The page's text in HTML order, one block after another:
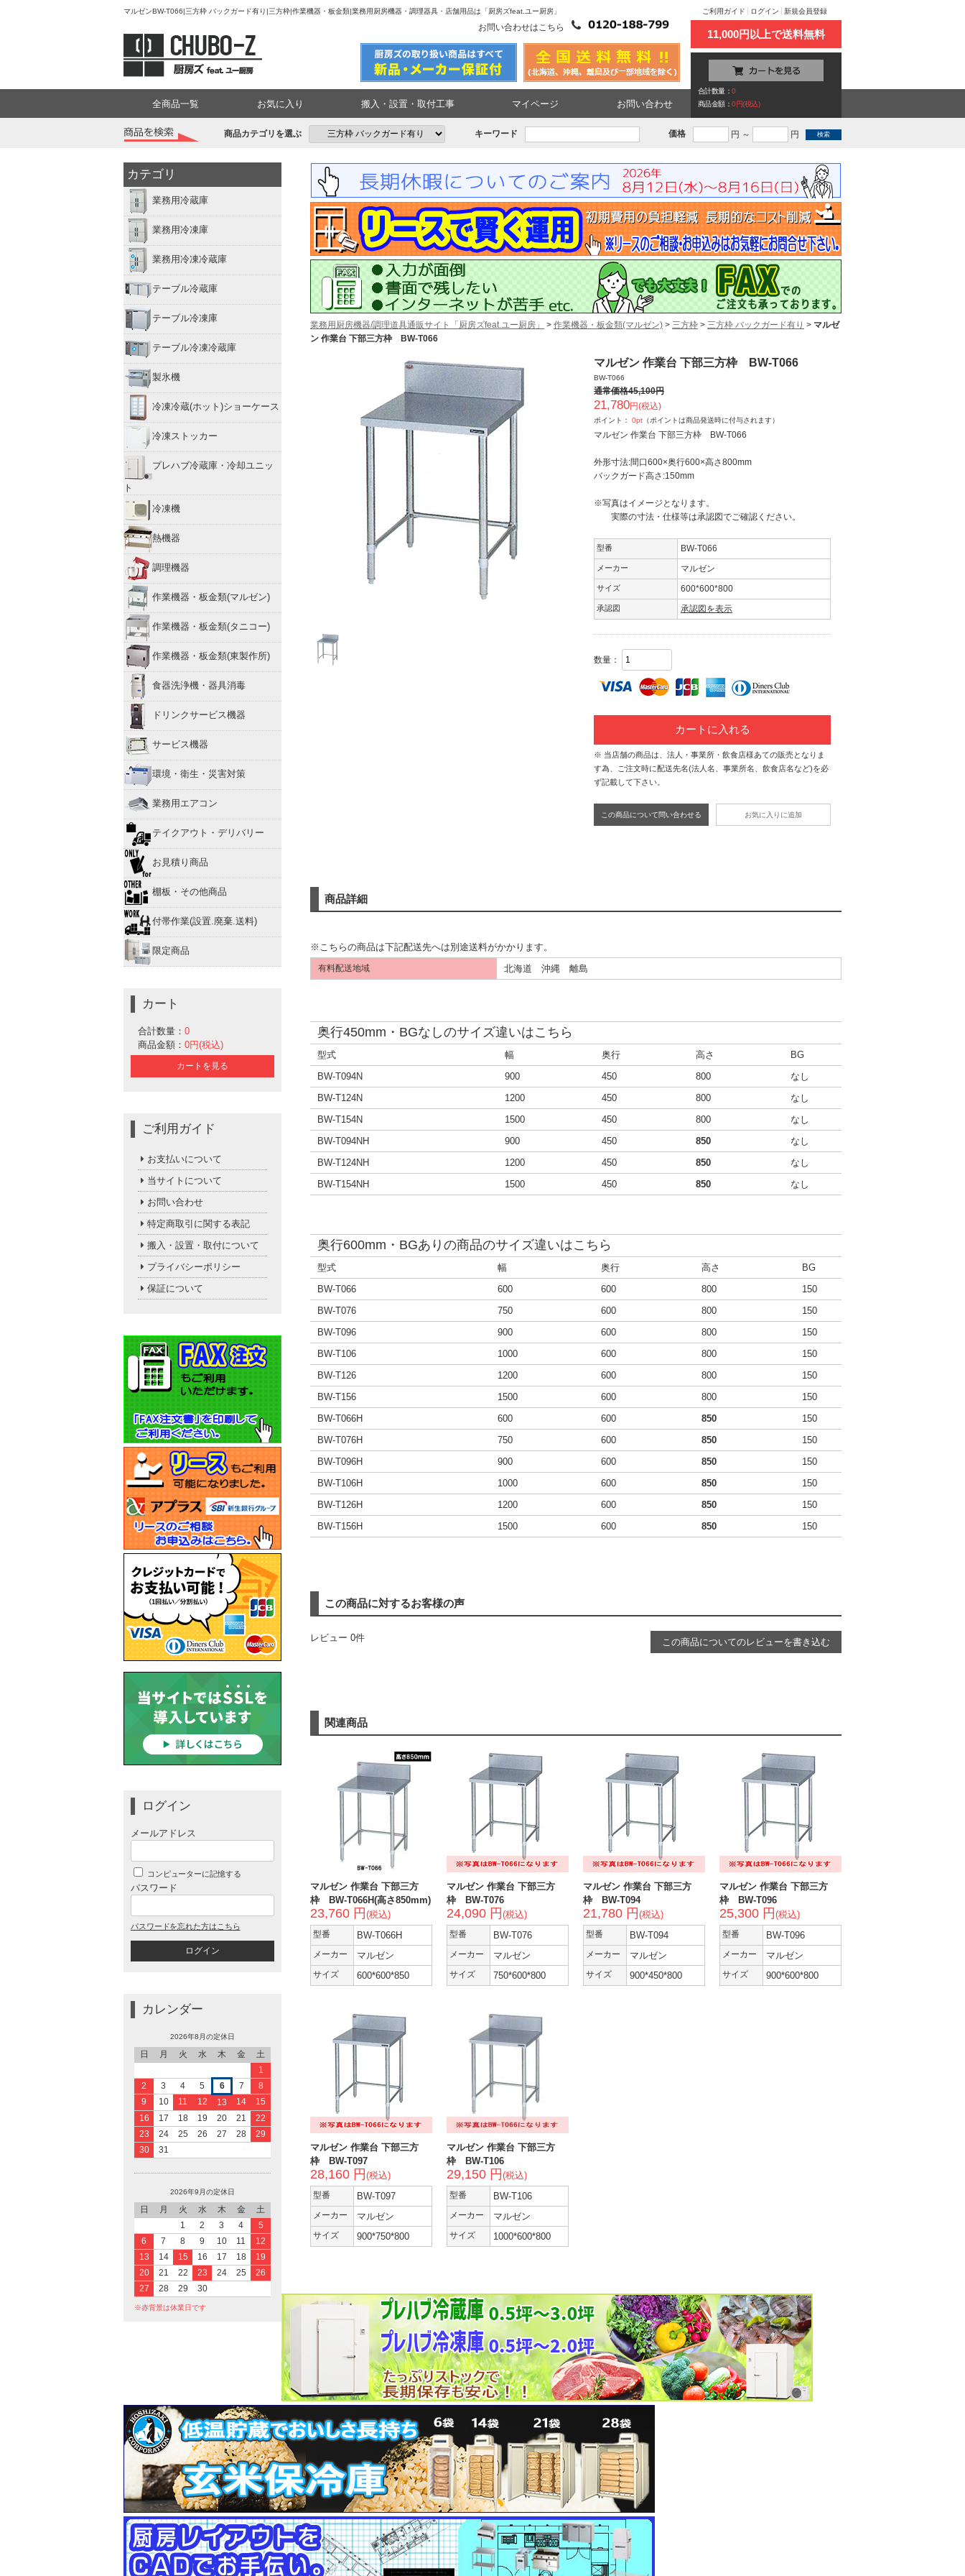
マルゼンBW-T066|三方枠 バックガード有り|三方枠|作業機器・板金類|業務用厨房機器・調理器具・店舗用品は「厨房ズfeat.ユー厨房」
お問い合わせはこちら
ご利用ガイド ログイン 新規会員登録
11,000円以上で送料無料
合計数量：0
商品金額：0円(税込)
全商品一覧 お気に入り 搬入・設置・取付工事 マイページ お問い合わせ
商品カテゴリを選ぶ キーワード 価格 円 ～ 円
カテゴリ
業務用冷蔵庫
業務用冷凍庫
業務用冷凍冷蔵庫
テーブル冷蔵庫
テーブル冷凍庫
テーブル冷凍冷蔵庫
製氷機
冷凍冷蔵(ホット)ショーケース
冷凍ストッカー
プレハブ冷蔵庫・冷却ユニッ
ト
冷凍機
熱機器
調理機器
作業機器・板金類(マルゼン)
作業機器・板金類(タニコー)
作業機器・板金類(東製作所)
食器洗浄機・器具消毒
ドリンクサービス機器
サービス機器
環境・衛生・災害対策
業務用エアコン
テイクアウト・デリバリー
お見積り商品
棚板・その他商品
付帯作業(設置.廃棄.送料)
限定商品
カート
合計数量： 0
商品金額： 0円(税込)
カートを見る
ご利用ガイド
お支払いについて
当サイトについて
お問い合わせ
特定商取引に関する表記
搬入・設置・取付について
プライバシーポリシー
保証について
ログイン
メールアドレス
コンピューターに記憶する
パスワード
パスワードを忘れた方はこちら
カレンダー
2026年8月の定休日
日 月 火 水 木 金
土
1
2
3 4 5 6 7
8
9
10 11 12 13 14
15
16
17 18 19 20 21
22
23
24 25 26 27 28
29
30
31
2026年9月の定休日
日 月 火 水 木 金
土
1
2 3 4
5
6
7 8 9 10 11
12
13
14 15 16 17 18
19
20
21 22 23 24 25
26
27
28 29 30
※赤背景は休業日です
業務用厨房機器/調理道具通販サイト「厨房ズfeat.ユー厨房」 > 作業機器・板金類(マルゼン) > 三方枠 > 三方枠 バックガード有り > マルゼ
ン 作業台 下部三方枠 BW-T066
マルゼン 作業台 下部三方枠 BW-T066
BW-T066
通常価格45,100円
21,780円(税込)
ポイント： 0pt （ポイントは商品発送時に付与されます）
マルゼン 作業台 下部三方枠 BW-T066
外形寸法:間口600×奥行600×高さ800mm
バックガード高さ:150mm
※写真はイメージとなります。
実際の寸法・仕様等は承認図でご確認ください。
型番 BW-T066
メーカー マルゼン
サイズ 600*600*800
承認図 承認図を表示
数量：
カートに入れる
※ 当店舗の商品は、法人・事業所・飲食店様あての販売となりま
す為、ご注文時に配送先名(法人名、事業所名、飲食店名など)を必
ず記載して下さい。
この商品について問い合わせる お気に入りに追加
商品詳細
※こちらの商品は下記配送先へは別途送料がかかります。
有料配送地域 北海道 沖縄 離島
奥行450mm・BGなしのサイズ違いはこちら
型式 幅 奥行 高さ
BG
BW-T094N
900 450 800
なし
BW-T124N
1200 450 800
なし
BW-T154N
1500 450 800
なし
BW-T094NH
900 450 850
なし
BW-T124NH
1200 450 850
なし
BW-T154NH
1500 450 850 なし
奥行600mm・BGありの商品のサイズ違いはこちら
型式 幅 奥行 高さ
BG
BW-T066
600 600 800
150
BW-T076
750 600 800
150
BW-T096
900 600 800
150
BW-T106
1000 600 800
150
BW-T126
1200 600 800
150
BW-T156
1500 600 800
150
BW-T066H
600 600 850
150
BW-T076H
750 600 850
150
BW-T096H
900 600 850
150
BW-T106H
1000 600 850
150
BW-T126H
1200 600 850
150
BW-T156H
1500 600 850 150
この商品に対するお客様の声
レビュー 0件 この商品についてのレビューを書き込む
関連商品
マルゼン 作業台 下部三方
枠 BW-T066H(高さ850mm)
23,760 円 (税込)
型番 BW-T066H
メーカー マルゼン
サイズ 600*600*850
マルゼン 作業台 下部三方
枠 BW-T076
24,090 円 (税込)
型番 BW-T076
メーカー マルゼン
サイズ 750*600*800
マルゼン 作業台 下部三方
枠 BW-T094
21,780 円 (税込)
型番 BW-T094
メーカー マルゼン
サイズ 900*450*800
マルゼン 作業台 下部三方
枠 BW-T096
25,300 円 (税込)
型番 BW-T096
メーカー マルゼン
サイズ 900*600*800
マルゼン 作業台 下部三方
枠 BW-T097
28,160 円 (税込)
型番 BW-T097
メーカー マルゼン
サイズ 900*750*800
マルゼン 作業台 下部三方
枠 BW-T106
29,150 円 (税込)
型番 BW-T106
メーカー マルゼン
サイズ 1000*600*800